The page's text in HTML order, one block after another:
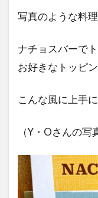
写真のような料
ナチョスバーで
お好きなトッピ
こんな風に上手
（Y・Oさんの写